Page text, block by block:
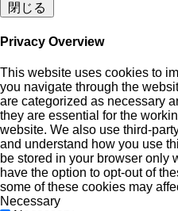
閉じる
Privacy Overview
This website uses cookies to
you navigate through the
are categorized as necessary
they are essential for the
website. We also use third-
and understand how you use
be stored in your browser only
have the option to opt-out of
some of these cookies may
Necessary